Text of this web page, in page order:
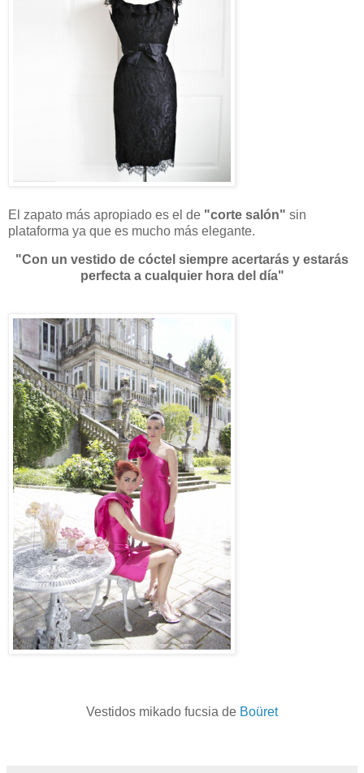
El zapato más apropiado es el de "corte salón" sin
plataforma ya que es mucho más elegante.
"Con un vestido de cóctel siempre acertarás y estarás
perfecta a cualquier hora del día"
Vestidos mikado fucsia de Boüret